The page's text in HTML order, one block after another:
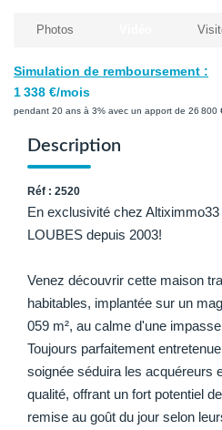
Présentation
Simulation de remboursement :
1 338 €/mois
pendant 20 ans à 3% avec un apport de 26 800
Photos
Description
Réf : 2520
En exclusivité chez
LOUBES depuis 2003!
Venez découvrir cette maison
habitables, implantée sur un
059 m², au calme d'une
Toujours parfaitement
soignée séduira les acquéreurs
qualité, offrant un fort potentiel
remise au goût du jour selon